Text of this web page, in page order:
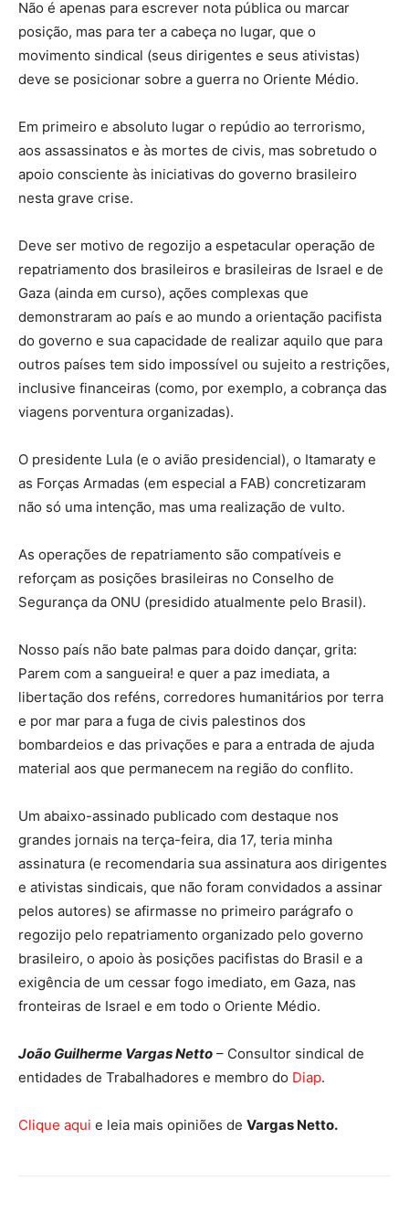
Não é apenas para escrever nota pública ou marcar
posição, mas para ter a cabeça no lugar, que o
movimento sindical (seus dirigentes e seus ativistas)
deve se posicionar sobre a guerra no Oriente Médio.
Em primeiro e absoluto lugar o repúdio ao terrorismo,
aos assassinatos e às mortes de civis, mas sobretudo o
apoio consciente às iniciativas do governo brasileiro
nesta grave crise.
Deve ser motivo de regozijo a espetacular operação de
repatriamento dos brasileiros e brasileiras de Israel e de
Gaza (ainda em curso), ações complexas que
demonstraram ao país e ao mundo a orientação pacifista
do governo e sua capacidade de realizar aquilo que para
outros países tem sido impossível ou sujeito a restrições,
inclusive financeiras (como, por exemplo, a cobrança das
viagens porventura organizadas).
O presidente Lula (e o avião presidencial), o Itamaraty e
as Forças Armadas (em especial a FAB) concretizaram
não só uma intenção, mas uma realização de vulto.
As operações de repatriamento são compatíveis e
reforçam as posições brasileiras no Conselho de
Segurança da ONU (presidido atualmente pelo Brasil).
Nosso país não bate palmas para doido dançar, grita:
Parem com a sangueira! e quer a paz imediata, a
libertação dos reféns, corredores humanitários por terra
e por mar para a fuga de civis palestinos dos
bombardeios e das privações e para a entrada de ajuda
material aos que permanecem na região do conflito.
Um abaixo-assinado publicado com destaque nos
grandes jornais na terça-feira, dia 17, teria minha
assinatura (e recomendaria sua assinatura aos dirigentes
e ativistas sindicais, que não foram convidados a assinar
pelos autores) se afirmasse no primeiro parágrafo o
regozijo pelo repatriamento organizado pelo governo
brasileiro, o apoio às posições pacifistas do Brasil e a
exigência de um cessar fogo imediato, em Gaza, nas
fronteiras de Israel e em todo o Oriente Médio.
João Guilherme Vargas Netto – Consultor sindical de
entidades de Trabalhadores e membro do Diap.
Clique aqui e leia mais opiniões de Vargas Netto.